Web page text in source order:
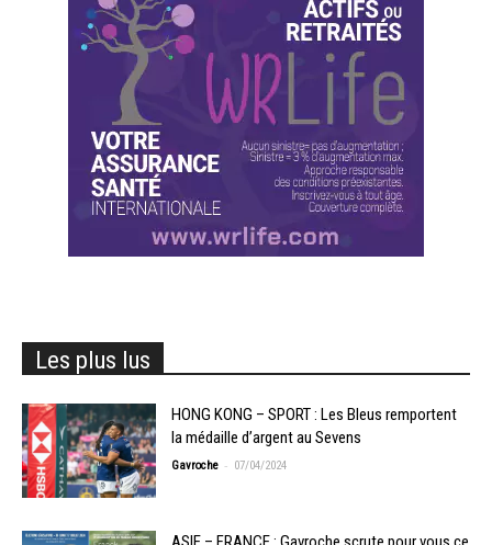
Les plus lus
HONG KONG – SPORT : Les Bleus remportent
la médaille d’argent au Sevens
Gavroche - 07/04/2024